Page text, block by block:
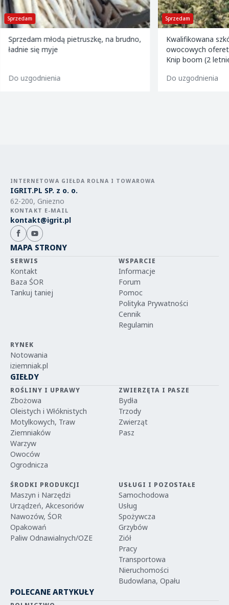
Sprzedam
Sprzedam młodą pietruszkę, na brudno,
ładnie się myje
Do uzgodnienia
Sprzedam
Kwalifikowana
owocowych
Knip boom (2
m9 -paulared m9/
Do uzgodnienia
INTERNETOWA GIEŁDA ROLNA I TOWAROWA
IGRIT.PL SP. z o. o.
62-200, Gniezno
KONTAKT E-MAIL
kontakt@igrit.pl
MAPA STRONY
SERWIS
Kontakt
Baza ŚOR
Tankuj taniej
WSPARCIE
Informacje
Forum
Pomoc
Polityka Prywatności
Cennik
Regulamin
RYNEK
Notowania
iziemniak.pl
GIEŁDY
ROŚLINY I UPRAWY
Zbożowa
Oleistych i Włóknistych
Motylkowych, Traw
Ziemniaków
Warzyw
Owoców
Ogrodnicza
ZWIERZĘTA I PASZE
Bydła
Trzody
Zwierząt
Pasz
ŚRODKI PRODUKCJI
Maszyn i Narzędzi
Urządzeń, Akcesoriów
Nawozów, ŚOR
Opakowań
Paliw Odnawialnych/OZE
USŁUGI I POZOSTAŁE
Samochodowa
Usług
Spożywcza
Grzybów
Ziół
Pracy
Transportowa
Nieruchomości
Budowlana, Opału
POLECANE ARTYKUŁY